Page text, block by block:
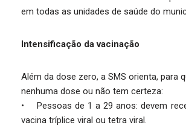
em todas as unidades de saúde do
Intensificação da vacinação
Além da dose zero, a SMS orienta, para
nenhuma dose ou não tem certeza:
• Pessoas de 1 a 29 anos: devem
vacina tríplice viral ou tetra viral.